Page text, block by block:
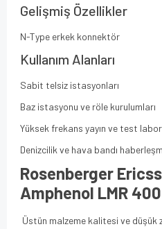
Gelişmiş Özellikler
N-Type erkek konnektör
Kullanım Alanları
Sabit telsiz istasyonları
Baz istasyonu ve röle kurulumları
Yüksek frekans yayın ve test
Denizcilik ve hava bandı
Rosenberger
Amphenol LMR
Üstün malzeme kalitesi ve düşük